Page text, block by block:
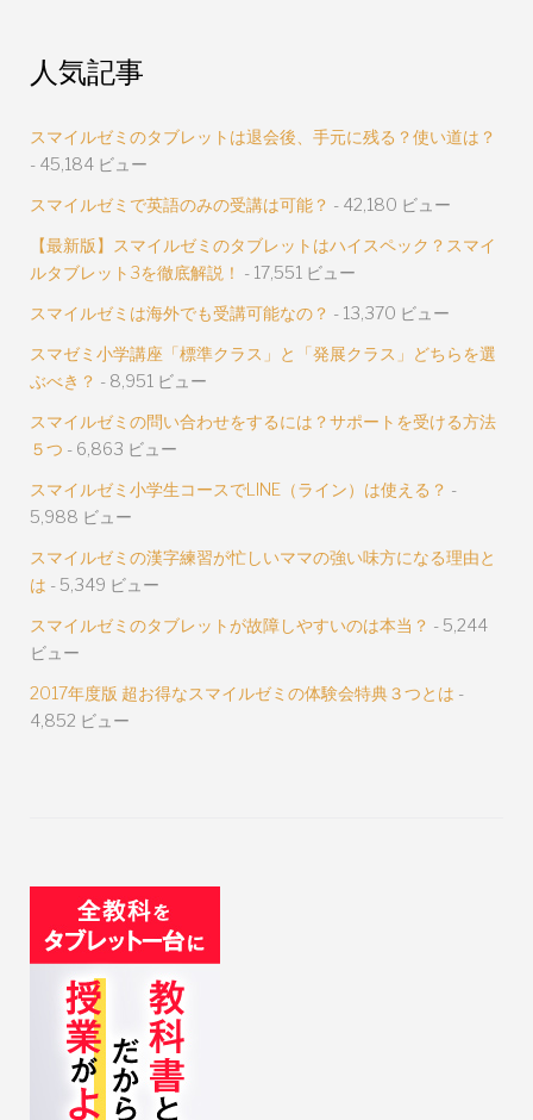
人気記事
スマイルゼミのタブレットは退会後、手元に残る？使い道は？
- 45,184 ビュー
スマイルゼミで英語のみの受講は可能？ - 42,180 ビュー
【最新版】スマイルゼミのタブレットはハイスペック？スマイ
ルタブレット3を徹底解説！ - 17,551 ビュー
スマイルゼミは海外でも受講可能なの？ - 13,370 ビュー
スマゼミ小学講座「標準クラス」と「発展クラス」どちらを選
ぶべき？ - 8,951 ビュー
スマイルゼミの問い合わせをするには？サポートを受ける方法
５つ - 6,863 ビュー
スマイルゼミ小学生コースでLINE（ライン）は使える？ -
5,988 ビュー
スマイルゼミの漢字練習が忙しいママの強い味方になる理由と
は - 5,349 ビュー
スマイルゼミのタブレットが故障しやすいのは本当？ - 5,244
ビュー
2017年度版 超お得なスマイルゼミの体験会特典３つとは -
4,852 ビュー